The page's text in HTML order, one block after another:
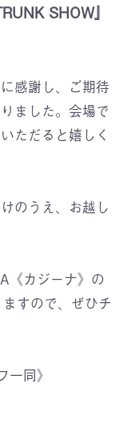
SHOW』
感謝し、ご期待
ました。会場で
ただると嬉しく
のうえ、お越し
《カジーナ》の
すので、ぜひチ
同》